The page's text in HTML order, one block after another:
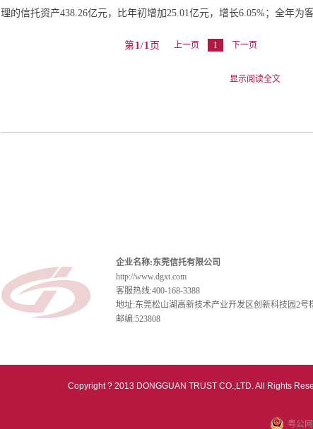
理的信托资产438.26亿元，比年初增加25.01亿元，增长6.05%；全年为
第 1/1 页 上一页 1 下一页
企业名称:东莞信托有限公司
http://www.dgxt.com
客服热线:400-168-3388
地址:东莞松山湖高新技术产业开发区创新科技园2号
邮编:523808
Copyright ? 2013 DONGGUAN TRUST CO.,LTD. All Rights
粤公